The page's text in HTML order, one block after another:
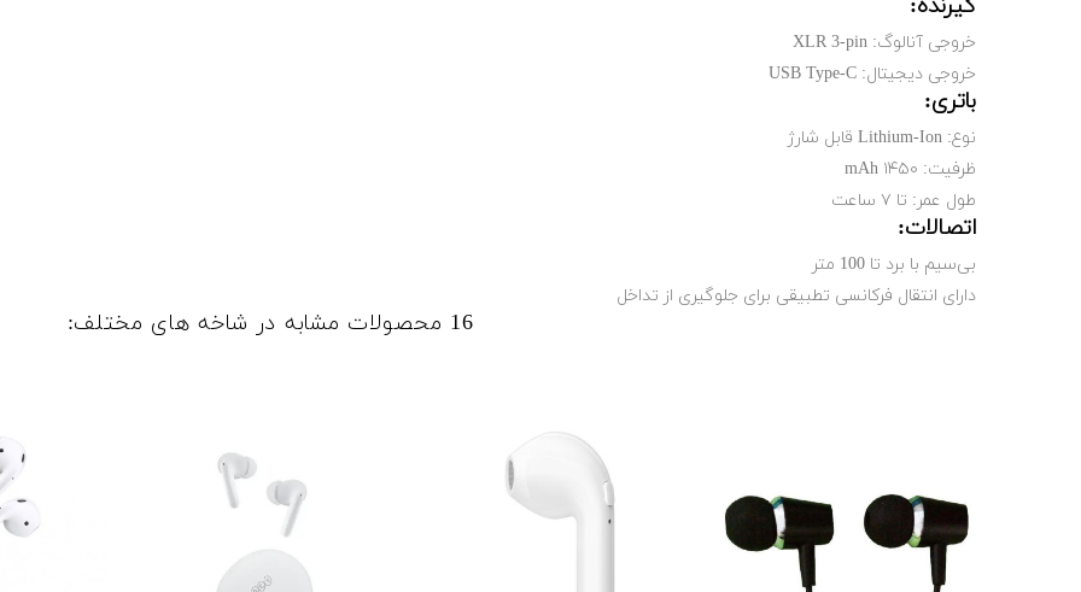
گیرنده:
خروجی آنالوگ: XLR 3-pin
خروجی دیجیتال: USB Type-C
باتری:
نوع: Lithium-Ion قابل شارژ
ظرفیت: ۱۴۵۰ mAh
طول عمر: تا ۷ ساعت
اتصالات:
بی‌سیم با برد تا 100 متر
دارای انتقال فرکانسی تطبیقی برای جلوگیری از تداخل
16 محصولات مشابه در شاخه های مختلف: